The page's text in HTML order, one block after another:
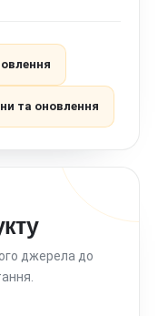
та оновлення
джерела до